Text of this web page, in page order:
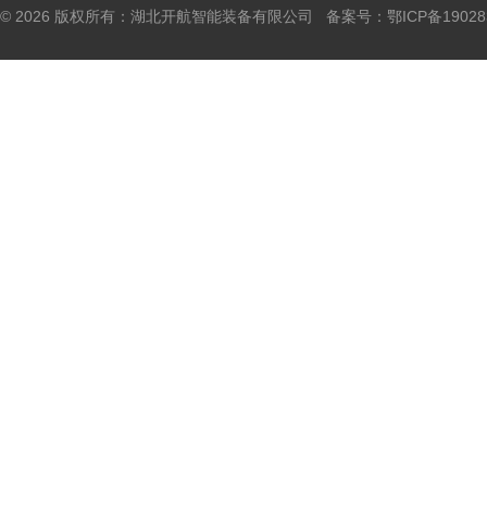
© 2026 版权所有：湖北开航智能装备有限公司 备案号： 鄂ICP备